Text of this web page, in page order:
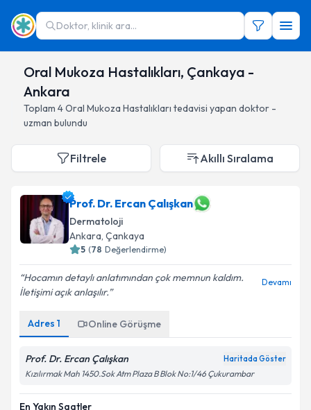
Doktor, klinik ara...
Oral Mukoza Hastalıkları, Çankaya -
Ankara
Toplam 4Oral Mukoza Hastalıkları tedavisi yapan doktor -
uzman bulundu
Filtrele Akıllı Sıralama
Prof. Dr. Ercan Çalışkan
Dermatoloji
Ankara, Çankaya
5 (78 Değerlendirme)
Hocamın detaylı anlatımından çok memnun kaldım.
İletişimi açık anlaşılır.
Devamı
Adres 1 Online Görüşme
Prof. Dr. Ercan Çalışkan Haritada Göster
Kızılırmak Mah 1450.Sok Atm Plaza B Blok No:1/46 Çukurambar
En Yakın Saatler